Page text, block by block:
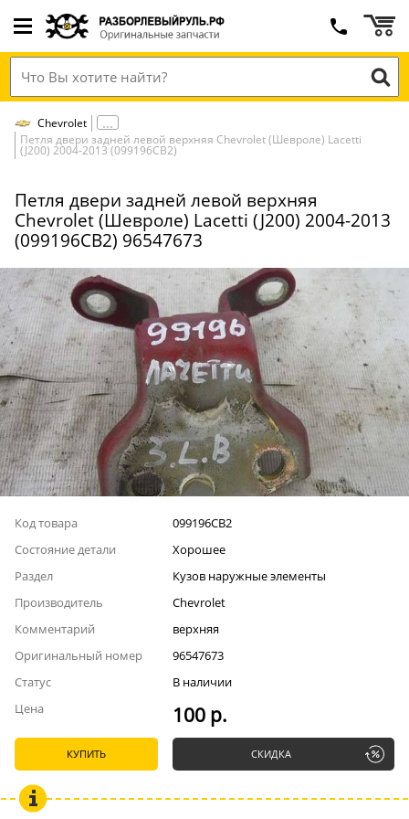
Chevrolet
Петля двери задней левой верхняя Chevrolet (Шевроле) Lacetti
(J200) 2004-2013 (099196СВ2)
Петля двери задней левой верхняя
Chevrolet (Шевроле) Lacetti (J200) 2004-2013
(099196СВ2) 96547673
Код товара
099196СВ2
Состояние детали
Хорошее
Раздел
Кузов наружные элементы
Производитель
Chevrolet
Комментарий
верхняя
Оригинальный номер
96547673
Статус
В наличии
Цена
100 р.
КУПИТЬ СКИДКА